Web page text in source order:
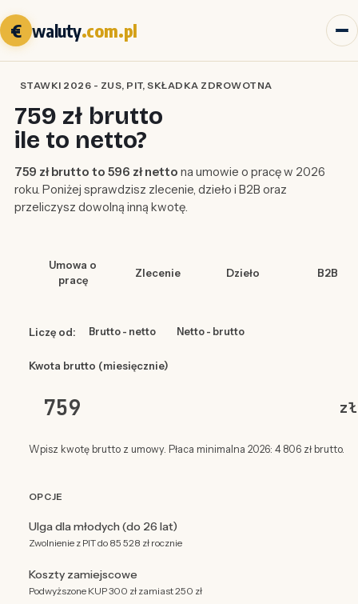
€ waluty.com.pl
STAWKI 2026 - ZUS, PIT, SKŁADKA ZDROWOTNA
759 zł brutto
ile to netto?
759 zł brutto to 596 zł netto na umowie o pracę w 2026
roku. Poniżej sprawdzisz zlecenie, dzieło i B2B oraz
przeliczysz dowolną inną kwotę.
Umowa o
pracę
Zlecenie Dzieło B2B
Liczę od: Brutto - netto Netto - brutto
Kwota brutto (miesięcznie)
zł
Wpisz kwotę brutto z umowy. Płaca minimalna 2026: 4 806 zł brutto.
OPCJE
Ulga dla młodych (do 26 lat)
Zwolnienie z PIT do 85 528 zł rocznie
Koszty zamiejscowe
Podwyższone KUP 300 zł zamiast 250 zł